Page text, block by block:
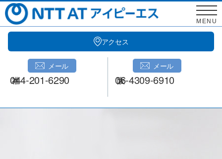
Skip
to
content
アクセス
メール
044-201-6290
メール
06-4309-6910
MENU